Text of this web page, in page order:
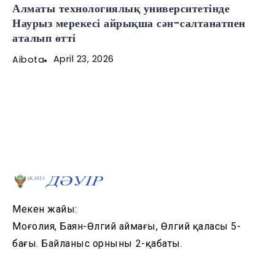
Алматы технологиялық университетінде
Наурыз мерекесі айрықша сән-салтанатпен
аталып өтті
Aibota April 23, 2026
Мекен жайы:
Моңғолия, Баян-Өлгий аймағы, Өлгий қаласы 5-
бағы. Байланыс орнының 2-қабаты.